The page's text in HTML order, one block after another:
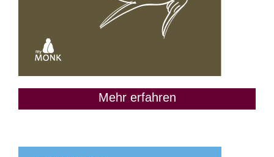
Mehr erfahren